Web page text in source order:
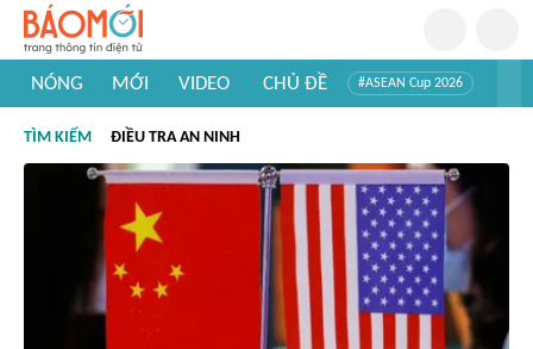
NÓNG MỚI VIDEO CHỦ ĐỀ #ASEAN Cup 2026
#Khám phá thế giới
TÌM KIẾM ĐIỀU TRA AN NINH